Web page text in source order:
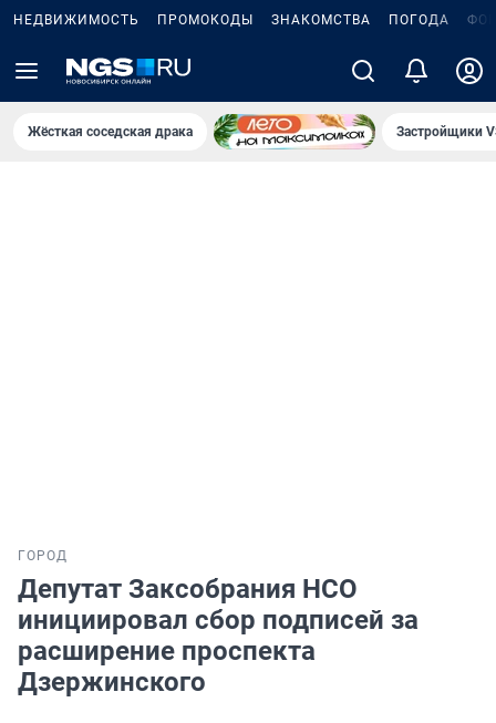
НЕДВИЖИМОСТЬ ПРОМОКОДЫ ЗНАКОМСТВА ПОГОДА
Жёсткая соседская драка Застройщики
ГОРОД
Депутат Заксобрания НСО
инициировал сбор подписей за
расширение проспекта
Дзержинского